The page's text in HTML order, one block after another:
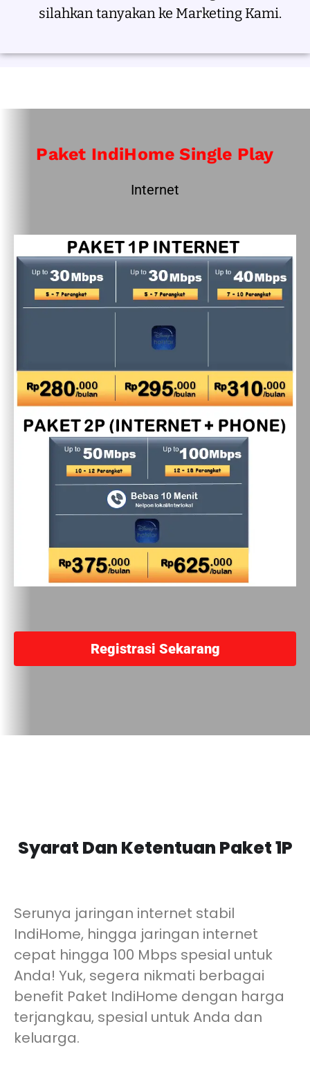
silahkan tanyakan ke Marketing Kami.
Paket IndiHome Single Play
Internet
Registrasi Sekarang
Syarat Dan Ketentuan Paket 1P
Serunya jaringan internet stabil
IndiHome, hingga jaringan internet
cepat hingga 100 Mbps spesial untuk
Anda! Yuk, segera nikmati berbagai
benefit Paket IndiHome dengan harga
terjangkau, spesial untuk Anda dan
keluarga.